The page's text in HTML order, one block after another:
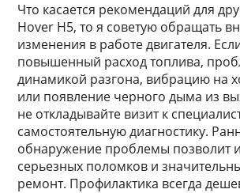
Что касается рекомендаций для
Hover H5, то я советую обращать
изменения в работе двигателя.
повышенный расход топлива,
динамикой разгона, вибрацию на
или появление черного дыма из
не откладывайте визит к
самостоятельную диагностику.
обнаружение проблемы позволит
серьезных поломков и
ремонт. Профилактика всегда